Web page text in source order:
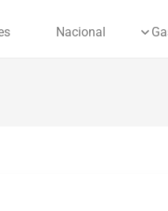
Nacional